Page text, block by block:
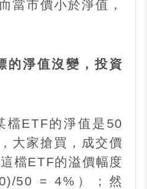
當市價小於淨值，
的淨值沒變，投資
檔ETF的淨值是 50
大家搶買，成交價
檔ETF的溢價幅度
50 = 4% ）；然